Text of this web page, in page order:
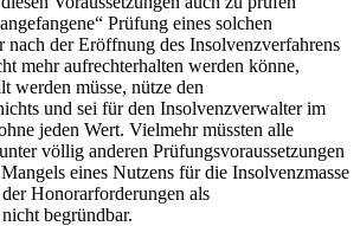
Prüfung eines solchen
nach der Eröffnung des Insolvenzverfahrens
mehr aufrechterhalten werden könne,
werden müsse, nütze den
und sei für den Insolvenzverwalter im
jeden Wert. Vielmehr müssten alle
völlig anderen Prüfungsvoraussetzungen
eines Nutzens für die Insolvenzmasse
Honorarforderungen als
begründbar.